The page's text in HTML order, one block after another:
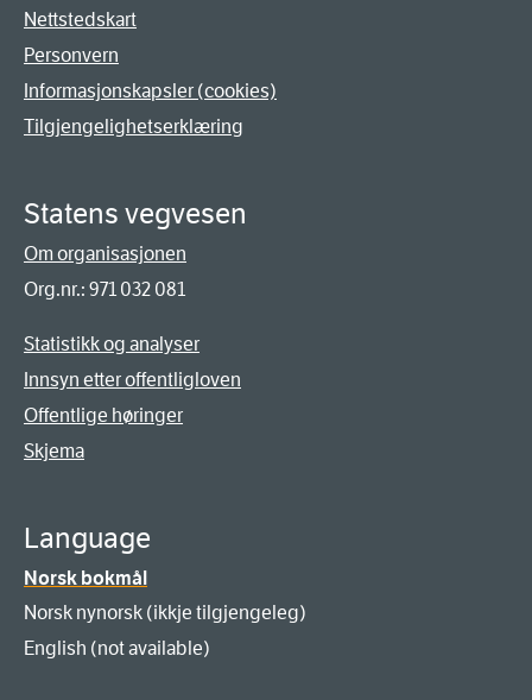
Nettstedskart
Personvern
Informasjonskapsler (cookies)
Tilgjengelighetserklæring
Statens vegvesen
Om organisasjonen
Org.nr.: 971 032 081
Statistikk og analyser
Innsyn etter offentligloven
Offentlige høringer
Skjema
Language
Norsk bokmål
Norsk nynorsk (ikkje tilgjengeleg)
English (not available)